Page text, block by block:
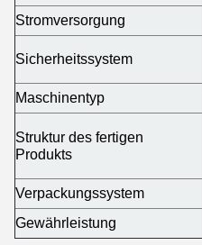
Stromversorgung
Sicherheitssystem
Maschinentyp
Struktur des fertigen
Produkts
Verpackungssystem
Gewährleistung